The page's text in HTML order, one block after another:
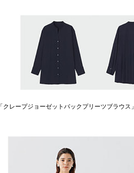
「クレープジョーゼットバックプリーツブラウス」